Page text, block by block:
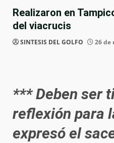
Realizaron en
del viacrucis
SINTESIS DEL GOLFO 26 de
*** Deben ser
reflexión para
expresó el